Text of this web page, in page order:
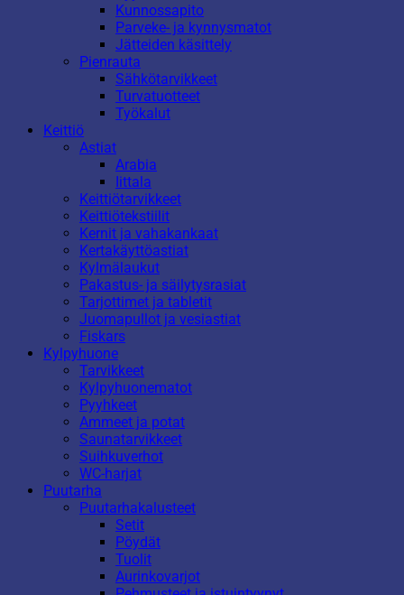
Kunnossapito
Parveke- ja kynnysmatot
Jätteiden käsittely
Pienrauta
Sähkötarvikkeet
Turvatuotteet
Työkalut
Keittiö
Astiat
Arabia
Iittala
Keittiötarvikkeet
Keittiötekstiilit
Kernit ja vahakankaat
Kertakäyttöastiat
Kylmälaukut
Pakastus- ja säilytysrasiat
Tarjottimet ja tabletit
Juomapullot ja vesiastiat
Fiskars
Kylpyhuone
Tarvikkeet
Kylpyhuonematot
Pyyhkeet
Ammeet ja potat
Saunatarvikkeet
Suihkuverhot
WC-harjat
Puutarha
Puutarhakalusteet
Setit
Pöydät
Tuolit
Aurinkovarjot